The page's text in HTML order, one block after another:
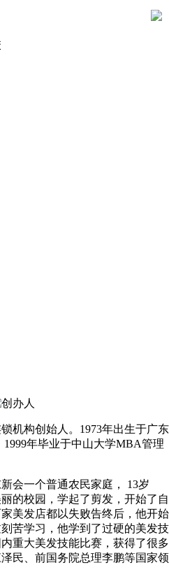
机构创始人。1973年出生于广东
年毕业于中山大学MBA管理
会一个普通农民家庭， 13岁
的校园，学起了剪发，开始了自
美发店都以失败告终后，他开始
苦学习，他学到了过硬的美发技
重大美发技能比赛，获得了很多
民、前国务院总理李鹏等国家领